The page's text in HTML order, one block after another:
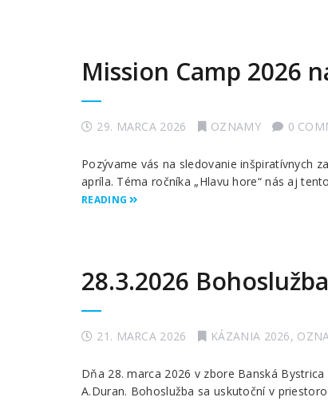
Mission Camp 2026
29. MARCA 2026 OZNAMY 0
Pozývame vás na sledovanie inšpiratívnych
apríla. Téma ročníka „Hlavu hore“ nás aj
READING
28.3.2026
21. MARCA 2026 KÁZANIA 2026,
Dňa 28. marca 2026 v zbore Banská
A.Duran. Bohoslužba sa uskutoční v